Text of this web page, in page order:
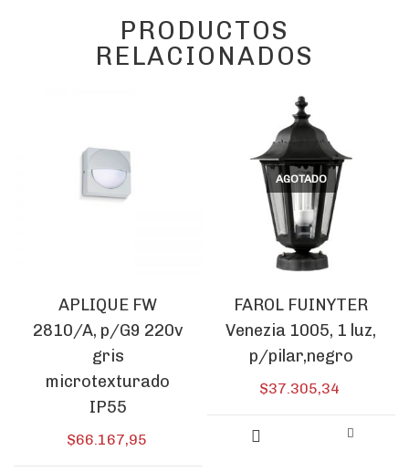
PRODUCTOS
RELACIONADOS
APLIQUE FW
2810/A, p/G9 220v
gris
microtexturado
IP55
$66.167,95
AGOTADO
FAROL FUINYTER
Venezia 1005, 1 luz,
p/pilar,negro
$37.305,34